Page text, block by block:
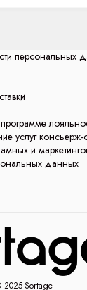
персональных
услуг консьерж-
и
данных
2025 Sortage